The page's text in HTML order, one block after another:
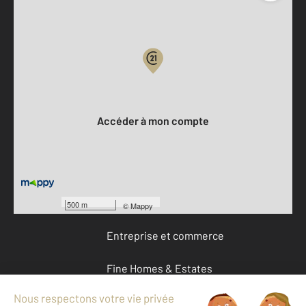
500 m ©Mappy
Accéder à mon compte
Devenir franchisé
Entreprise et commerce
Fine Homes & Estates
À propos